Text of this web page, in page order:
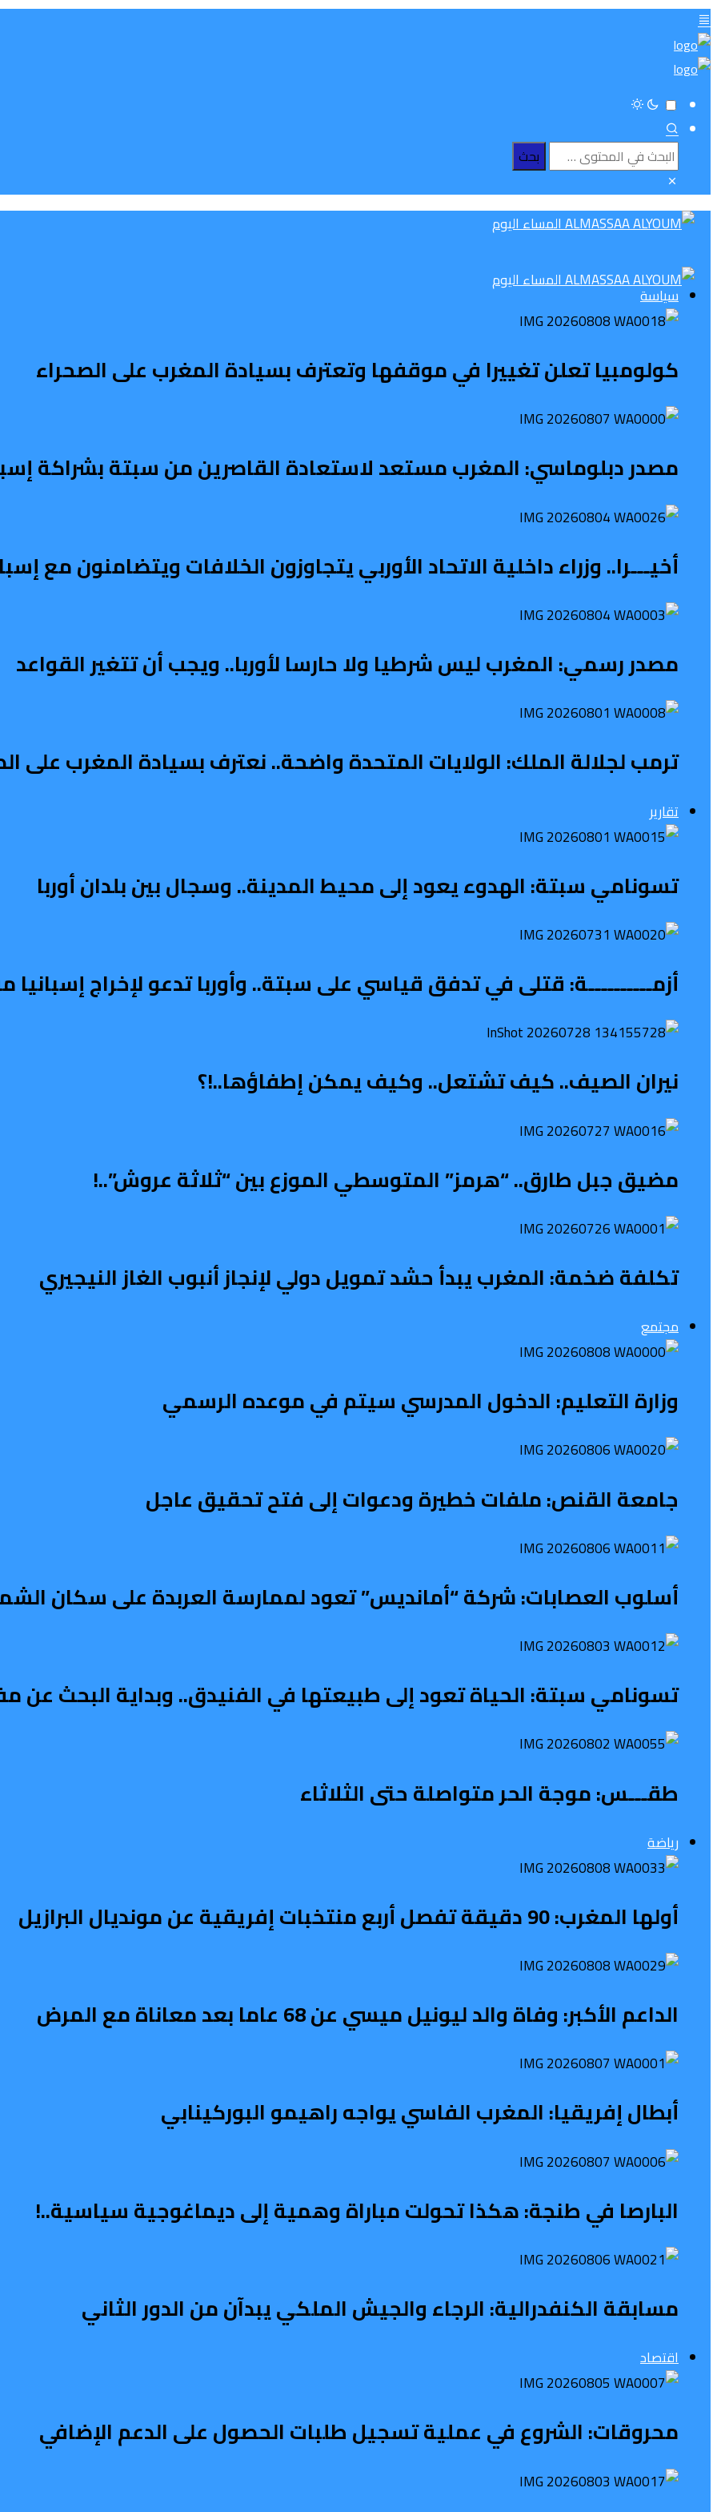
سياسة
كولومبيا تعلن تغييرا في موقفها وتعترف بسيادة المغرب على الصحراء
مصدر دبلوماسي: المغرب مستعد لاستعادة القاصرين من سبتة بشراكة
أخيـــرا.. وزراء داخلية الاتحاد الأوربي يتجاوزون الخلافات ويتضامنون مع
مصدر رسمي: المغرب ليس شرطيا ولا حارسا لأوربا.. ويجب أن تتغير القواعد
ترمب لجلالة الملك: الولايات المتحدة واضحة.. نعترف بسيادة المغرب على
تقارير
تسونامي سبتة: الهدوء يعود إلى محيط المدينة.. وسجال بين بلدان أوربا
أزمــــــــــة: قتلى في تدفق قياسي على سبتة.. وأوربا تدعو لإخراج
نيران الصيف.. كيف تشتعل.. وكيف يمكن إطفاؤها..!؟
مضيق جبل طارق.. “هرمز” المتوسطي الموزع بين “ثلاثة عروش”..!
تكلفة ضخمة: المغرب يبدأ حشد تمويل دولي لإنجاز أنبوب الغاز النيجيري
مجتمع
وزارة التعليم: الدخول المدرسي سیتم في موعده الرسمي
جامعة القنص: ملفات خطيرة ودعوات إلى فتح تحقيق عاجل
أسلوب العصابات: شركة “أمانديس” تعود لممارسة العربدة على سكان
تسونامي سبتة: الحياة تعود إلى طبيعتها في الفنيدق.. وبداية البحث عن
طقـــس: موجة الحر متواصلة حتى الثلاثاء
رياضة
أولها المغرب: 90 دقيقة تفصل أربع منتخبات إفريقية عن مونديال البرازيل
الداعم الأكبر: وفاة والد ليونيل ميسي عن 68 عاما بعد معاناة مع المرض
أبطال إفريقيا: المغرب الفاسي يواجه راهيمو البوركينابي
البارصا في طنجة: هكذا تحولت مباراة وهمية إلى ديماغوجية سياسية..!
مسابقة الكنفدرالية: الرجاء والجيش الملكي يبدآن من الدور الثاني
اقتصاد
محروقات: الشروع في عملية تسجيل طلبات الحصول على الدعم الإضافي